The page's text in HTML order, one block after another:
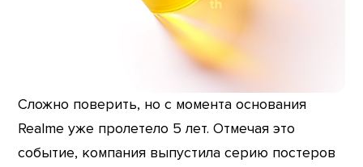
Сложно поверить, но с момента основания
Realme уже пролетело 5 лет. Отмечая это
событие, компания выпустила серию постеров